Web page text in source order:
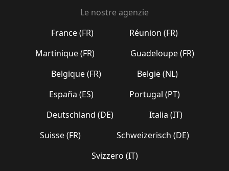
Le nostre agenzie
France (FR)
Réunion (FR)
Martinique (FR)
Guadeloupe (FR)
Belgique (FR)
België (NL)
España (ES)
Portugal (PT)
Deutschland (DE)
Italia (IT)
Suisse (FR)
Schweizerisch (DE)
Svizzero (IT)